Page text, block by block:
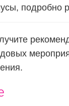
подробно